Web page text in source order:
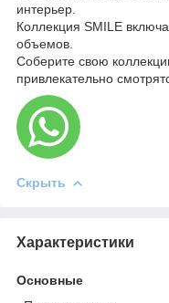
интерьер.
Коллекция SMILE
объемов.
Соберите свою
привлекательно
Скрыть
Характеристики
Основные